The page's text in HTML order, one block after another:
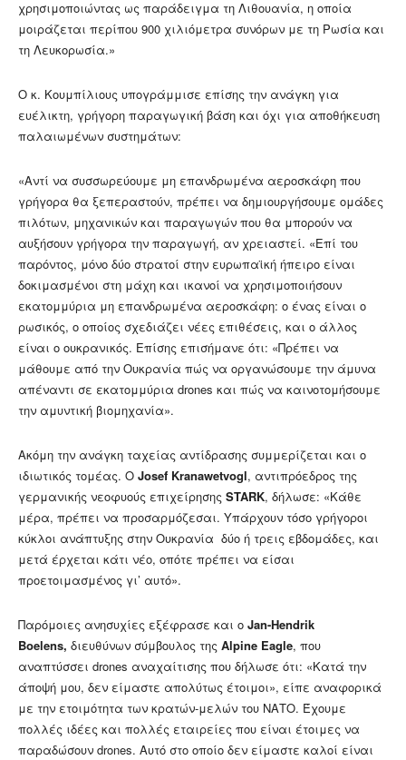
χρησιμοποιώντας ως παράδειγμα τη Λιθουανία, η οποία
μοιράζεται περίπου 900 χιλιόμετρα συνόρων με τη Ρωσία και
τη Λευκορωσία.»
Ο κ. Κουμπίλιους υπογράμμισε επίσης την ανάγκη για
ευέλικτη, γρήγορη παραγωγική βάση και όχι για αποθήκευση
παλαιωμένων συστημάτων:
«Αντί να συσσωρεύουμε μη επανδρωμένα αεροσκάφη που
γρήγορα θα ξεπεραστούν, πρέπει να δημιουργήσουμε ομάδες
πιλότων, μηχανικών και παραγωγών που θα μπορούν να
αυξήσουν γρήγορα την παραγωγή, αν χρειαστεί. «Επί του
παρόντος, μόνο δύο στρατοί στην ευρωπαϊκή ήπειρο είναι
δοκιμασμένοι στη μάχη και ικανοί να χρησιμοποιήσουν
εκατομμύρια μη επανδρωμένα αεροσκάφη: ο ένας είναι ο
ρωσικός, ο οποίος σχεδιάζει νέες επιθέσεις, και ο άλλος
είναι ο ουκρανικός. Επίσης επισήμανε ότι: «Πρέπει να
μάθουμε από την Ουκρανία πώς να οργανώσουμε την άμυνα
απέναντι σε εκατομμύρια drones και πώς να καινοτομήσουμε
την αμυντική βιομηχανία».
Ακόμη την ανάγκη ταχείας αντίδρασης συμμερίζεται και ο
ιδιωτικός τομέας. Ο Josef Kranawetvogl, αντιπρόεδρος της
γερμανικής νεοφυούς επιχείρησης STARK, δήλωσε: «Κάθε
μέρα, πρέπει να προσαρμόζεσαι. Υπάρχουν τόσο γρήγοροι
κύκλοι ανάπτυξης στην Ουκρανία δύο ή τρεις εβδομάδες, και
μετά έρχεται κάτι νέο, οπότε πρέπει να είσαι
προετοιμασμένος γι’ αυτό».
Παρόμοιες ανησυχίες εξέφρασε και ο Jan-Hendrik
Boelens, διευθύνων σύμβουλος της Alpine Eagle, που
αναπτύσσει drones αναχαίτισης που δήλωσε ότι: «Κατά την
άποψή μου, δεν είμαστε απολύτως έτοιμοι», είπε αναφορικά
με την ετοιμότητα των κρατών-μελών του ΝΑΤΟ. Έχουμε
πολλές ιδέες και πολλές εταιρείες που είναι έτοιμες να
παραδώσουν drones. Αυτό στο οποίο δεν είμαστε καλοί είναι